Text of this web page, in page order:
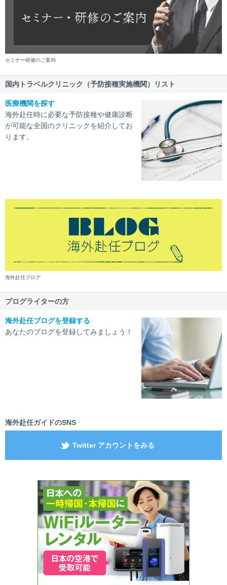
セミナー研修のご案内
国内トラベルクリニック（予防接種実施機関）リスト
医療機関を探す
海外赴任時に必要な予防接種や健康診断
が可能な全国のクリニックを紹介してお
ります。
海外赴任ブログ
プログライターの方
海外赴任ブログを登録する
あなたのブログを登録してみましょう！
海外赴任ガイドのSNS
Twitter アカウントをみる